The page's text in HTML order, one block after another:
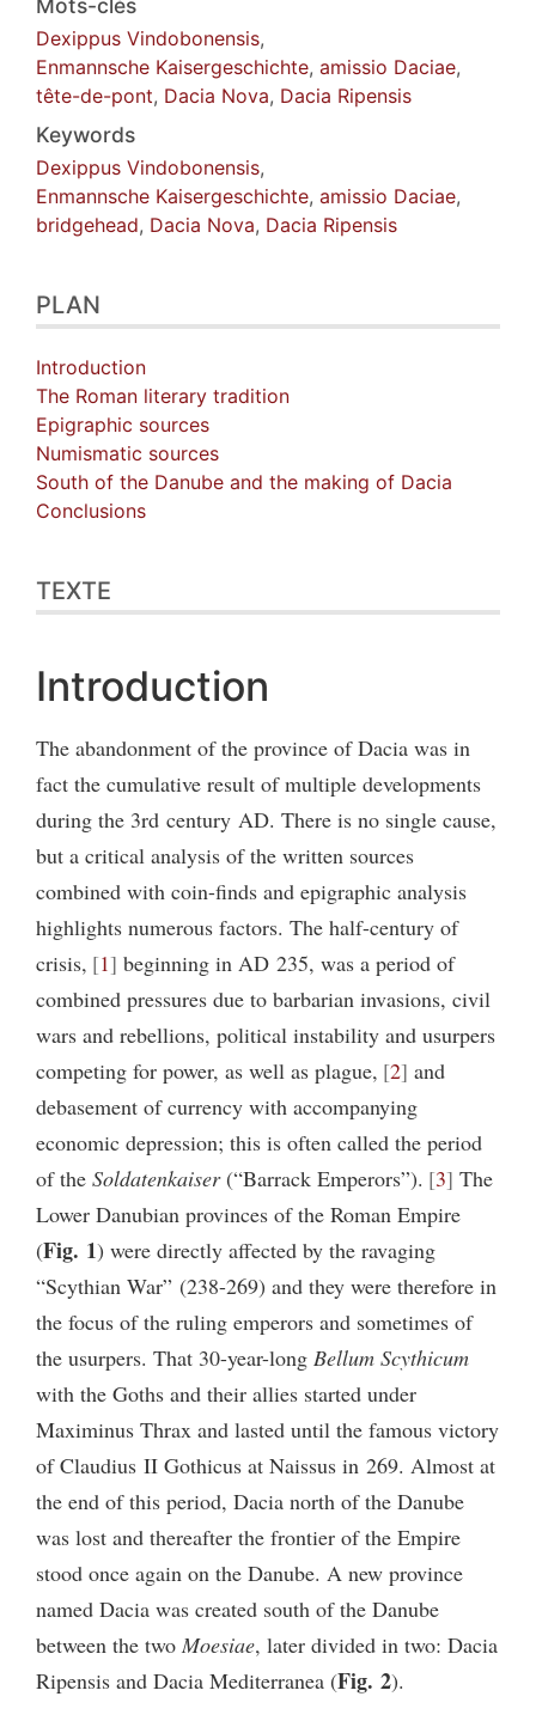
Mots-clés
Dexippus Vindobonensis,
Enmannsche Kaisergeschichte, amissio Daciae,
tête-de-pont, Dacia Nova, Dacia Ripensis
Keywords
Dexippus Vindobonensis,
Enmannsche Kaisergeschichte, amissio Daciae,
bridgehead, Dacia Nova, Dacia Ripensis
PLAN
Introduction
The Roman literary tradition
Epigraphic sources
Numismatic sources
South of the Danube and the making of Dacia
Conclusions
TEXTE
Introduction
The abandonment of the province of Dacia was in
fact the cumulative result of multiple developments
during the 3rd century AD. There is no single cause,
but a critical analysis of the written sources
combined with coin-finds and epigraphic analysis
highlights numerous factors. The half-century of
crisis, 1 beginning in AD 235, was a period of
combined pressures due to barbarian invasions, civil
wars and rebellions, political instability and usurpers
competing for power, as well as plague, 2 and
debasement of currency with accompanying
economic depression; this is often called the period
of the Soldatenkaiser(“Barrack Emperors”). 3 The
Lower Danubian provinces of the Roman Empire
(Fig. 1) were directly affected by the ravaging
“Scythian War” (238-269) and they were therefore in
the focus of the ruling emperors and sometimes of
the usurpers. That 30-year-long Bellum Scythicum
with the Goths and their allies started under
Maximinus Thrax and lasted until the famous victory
of Claudius II Gothicus at Naissus in 269. Almost at
the end of this period, Dacia north of the Danube
was lost and thereafter the frontier of the Empire
stood once again on the Danube. A new province
named Dacia was created south of the Danube
between the two Moesiae, later divided in two: Dacia
Ripensis and Dacia Mediterranea (Fig. 2).